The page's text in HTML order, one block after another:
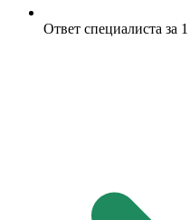
Ответ специалиста за